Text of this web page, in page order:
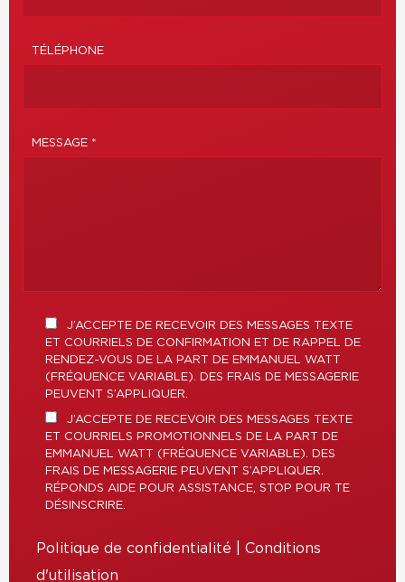
TÉLÉPHONE
MESSAGE *
J’ACCEPTE DE RECEVOIR DES MESSAGES TEXTE
ET COURRIELS DE CONFIRMATION ET DE RAPPEL DE
RENDEZ-VOUS DE LA PART DE EMMANUEL WATT
(FRÉQUENCE VARIABLE). DES FRAIS DE MESSAGERIE
PEUVENT S’APPLIQUER.
J’ACCEPTE DE RECEVOIR DES MESSAGES TEXTE
ET COURRIELS PROMOTIONNELS DE LA PART DE
EMMANUEL WATT (FRÉQUENCE VARIABLE). DES
FRAIS DE MESSAGERIE PEUVENT S’APPLIQUER.
RÉPONDS AIDE POUR ASSISTANCE, STOP POUR TE
DÉSINSCRIRE.
Politique de confidentialité
Conditions
d'utilisation